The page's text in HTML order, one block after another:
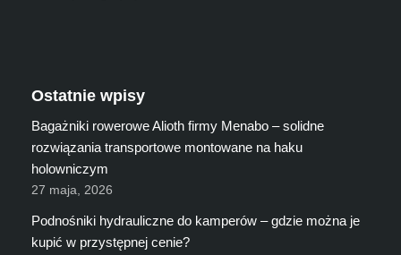
Ostatnie wpisy
Bagażniki rowerowe Alioth firmy Menabo – solidne
rozwiązania transportowe montowane na haku
holowniczym
27 maja, 2026
Podnośniki hydrauliczne do kamperów – gdzie można je
kupić w przystępnej cenie?